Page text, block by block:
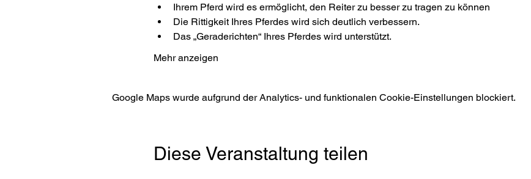
Ihrem Pferd wird es ermöglicht, den Reiter zu besser zu tragen zu können
Die Rittigkeit Ihres Pferdes wird sich deutlich verbessern.
Das „Geraderichten“ Ihres Pferdes wird unterstützt.
Mehr anzeigen
Google Maps wurde aufgrund der Analytics- und funktionalen Cookie-Einstellungen blockiert.
Diese Veranstaltung teilen